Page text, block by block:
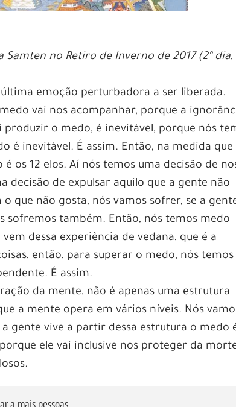
no Retiro de Inverno de 2017 (2º dia,
emoção perturbadora a ser liberada.
vai nos acompanhar, porque a
o medo, é inevitável, porque nós
é inevitável. É assim. Então, na medida que
os 12 elos. Aí nós temos uma decisão de
decisão de expulsar aquilo que a gente não
que não gosta, nós vamos sofrer, se a
sofremos também. Então, nós temos medo
dessa experiência de vedana, que é a
então, para superar o medo, nós temos
É assim.
da mente, não é apenas uma estrutura
a mente opera em vários níveis. Nós
gente vive a partir dessa estrutura o medo
ele vai inclusive nos proteger da
a mais pessoas